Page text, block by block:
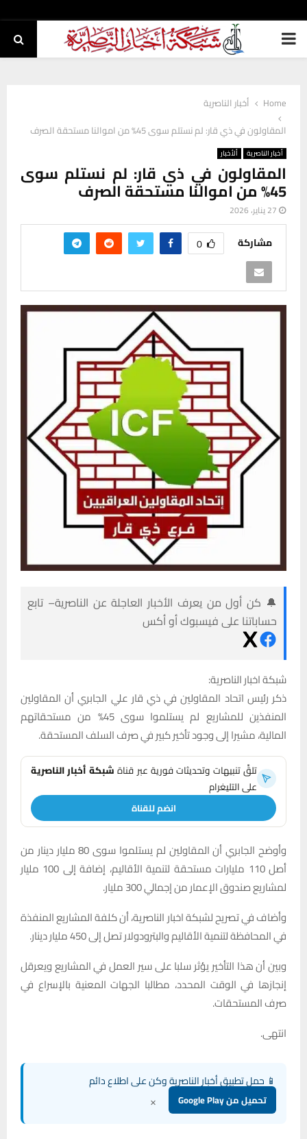
PRIMARY
Home
أخبار الناصرية
المقاولون في ذي قار: لم نستلم سوى 45% من اموالنا مستحقة الصرف
أخبار الناصرية ألأخبار
المقاولون في ذي قار: لم نستلم سوى
45% من اموالنا مستحقة الصرف
27 يناير، 2026
مشاركة 0
🔔 كن أول من يعرف الأخبار العاجلة عن الناصرية– تابع
حساباتنا على فيسبوك أو أكس
شبكة اخبار الناصرية:
ذكر رئيس اتحاد المقاولين في ذي قار علي الجابري أن المقاولين
المنفذين للمشاريع لم يستلموا سوى 45% من مستحقاتهم
المالية، مشيرا إلى وجود تأخير كبير في صرف السلف المستحقة.
تلقَّ تنبيهات وتحديثات فورية عبر قناةشبكة أخبار الناصرية
على التليغرام
انضم للقناة
وأوضح الجابري أن المقاولين لم يستلموا سوى 80 مليار دينار من
أصل 110 مليارات مستحقة لتنمية الأقاليم، إضافة إلى 100 مليار
لمشاريع صندوق الإعمار من إجمالي 300 مليار.
وأضاف في تصريح لشبكة اخبار الناصرية، أن كلفة المشاريع المنفذة
في المحافظة لتنمية الأقاليم والبترودولار تصل إلى 450 مليار دينار.
وبين أن هذا التأخير يؤثر سلبا على سير العمل في المشاريع ويعرقل
إنجازها في الوقت المحدد، مطالبا الجهات المعنية بالإسراع في
صرف المستحقات.
انتهى.
📱 حمل تطبيق أخبار الناصرية وكن على اطلاع دائم
تحميل من Google Play ×